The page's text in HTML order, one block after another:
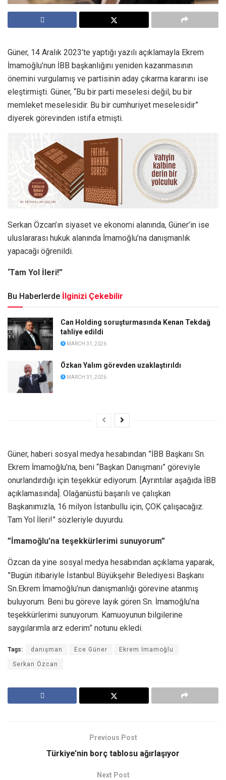
Güner, 14 Aralık 2023’te yaptığı yazılı açıklamayla Ekrem
İmamoğlu’nun İBB başkanlığını yeniden kazanmasının
önemini vurgulamış ve partisinin aday çıkarma kararını ise
eleştirmişti. Güner, “Bu bir parti meselesi değil, bu bir
memleket meselesidir. Bu bir cumhuriyet meselesidir”
diyerek görevinden istifa etmişti.
Serkan Özcan’ın siyaset ve ekonomi alanında, Güner’in ise
uluslararası hukuk alanında İmamoğlu’na danışmanlık
yapacağı öğrenildi.
‘Tam Yol İleri!”
Bu Haberlerde İlginizi Çekebilir
Can Holding soruşturmasında Kenan Tekdağ
tahliye edildi
MARCH 31, 2026
Özkan Yalım görevden uzaklaştırıldı
MARCH 31, 2026
Güner, haberi sosyal medya hesabından ”İBB Başkanı Sn.
Ekrem İmamoğlu’na, beni “Başkan Danışmanı” göreviyle
onurlandırdığı için teşekkür ediyorum. [Ayrıntılar aşağıda İBB
açıklamasında]. Olağanüstü başarılı ve çalışkan
Başkanımızla, 16 milyon İstanbullu için, ÇOK çalışacağız.
Tam Yol İleri!” sözleriyle duyurdu.
”İmamoğlu’na teşekkürlerimi sunuyorum”
Özcan da yine sosyal medya hesabından açıklama yaparak,
”Bugün itibariyle İstanbul Büyükşehir Belediyesi Başkanı
Sn.Ekrem İmamoğlu’nun danışmanlığı görevine atanmış
buluyorum. Beni bu göreve layık gören Sn. İmamoğlu’na
teşekkürlerimi sunuyorum. Kamuoyunun bilgilerine
saygılarımla arz ederim” notunu ekledi.
Tags: danışman Ece Güner Ekrem İmamoğlu
Serkan Özcan
Previous Post
Türkiye’nin borç tablosu ağırlaşıyor
Next Post